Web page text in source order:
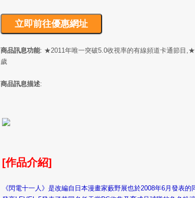
商品訊息功能: ★2011年唯一突破5.0收視率的有線頻道卡通節目
歲
商品訊息描述:
[作品介紹]
《閃電十一人》是改編自日本漫畫家藪野展也於2008年6月發表